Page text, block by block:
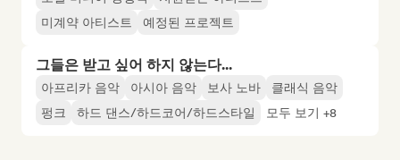
미계약 아티스트
예정된 프로젝트
그들은 받고 싶어 하지 않는다...
아프리카 음악 아시아 음악 보사 노바
클래식 음악
펑크
하드 댄스/하드코어/하드스타일 모두 보기 +8